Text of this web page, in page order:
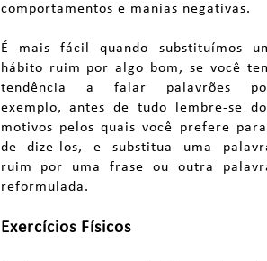
comportamentos e manias negativas.
É mais fácil quando substituímos
hábito ruim por algo bom, se você
tendência a falar palavrões
exemplo, antes de tudo lembre-se
motivos pelos quais você prefere
de dize-los, e substitua uma
ruim por uma frase ou outra
reformulada.
Exercícios Físicos